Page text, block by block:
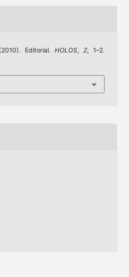
Editorial. HOLOS, 2, 1–2.